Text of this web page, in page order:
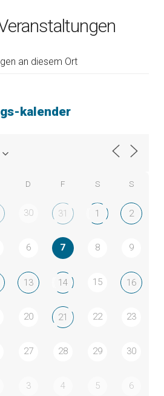
an diesem Ort
kalender
D F S S
30 31 1 2
6 7 8 9
13 14 15 16
20 21 22 23
27 28 29 30
3 4 5 6